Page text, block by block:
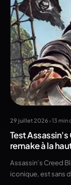
29 juillet 2026 •13 min
Test Assassin's
remake à la
Assassin’s Creed
iconique, est sans